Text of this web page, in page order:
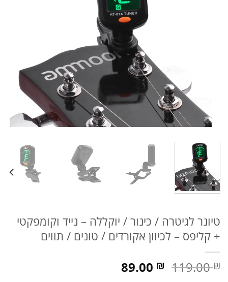
טיונר לגיטרה / כינור / יוקללה – נייד וקומפקטי
+ קליפס – לכיוון אקורדים / טונים / תווים
119.00₪ המחיר
89.00 ₪ המחיר